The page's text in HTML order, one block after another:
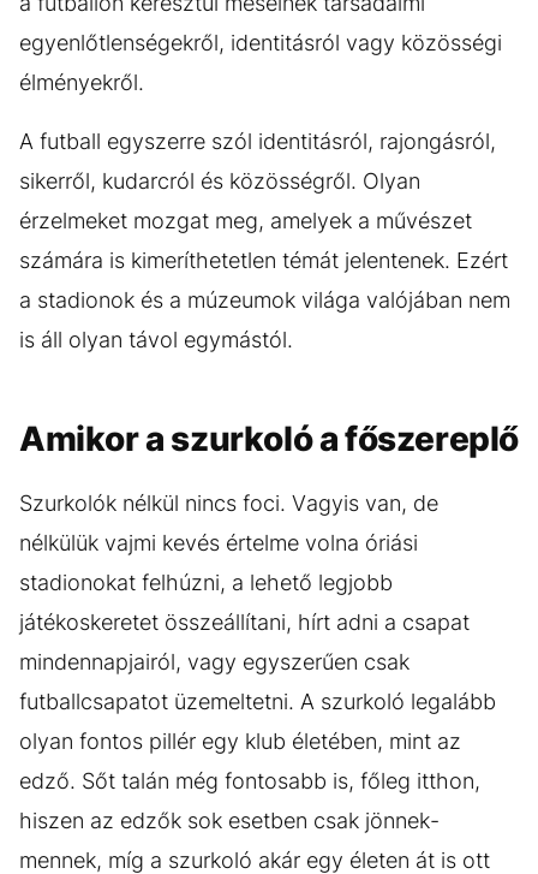
egyenlőtlenségekről, identitásról vagy közösségi
élményekről.
A futball egyszerre szól identitásról, rajongásról,
sikerről, kudarcról és közösségről. Olyan
érzelmeket mozgat meg, amelyek a művészet
számára is kimeríthetetlen témát jelentenek. Ezért
a stadionok és a múzeumok világa valójában nem
is áll olyan távol egymástól.
Amikor a szurkoló a főszereplő
Szurkolók nélkül nincs foci. Vagyis van, de
nélkülük vajmi kevés értelme volna óriási
stadionokat felhúzni, a lehető legjobb
játékoskeretet összeállítani, hírt adni a csapat
mindennapjairól, vagy egyszerűen csak
futballcsapatot üzemeltetni. A szurkoló legalább
olyan fontos pillér egy klub életében, mint az
edző. Sőt talán még fontosabb is, főleg itthon,
hiszen az edzők sok esetben csak jönnek-
mennek, míg a szurkoló akár egy életen át is ott